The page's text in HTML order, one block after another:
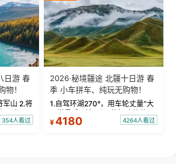
日游 春
物！
军山 2.将
风光 3.
party 4.
354人看过
2026·秘境疆途 北疆十日游 春
季 小车拼车、纯玩无购物！
1.自驾环湖270°，用车轮丈量“大
西洋最后一滴眼泪”的极致蔚蓝，
让雪山、花海与深邃湖水在转弯
¥4180 4264人看过